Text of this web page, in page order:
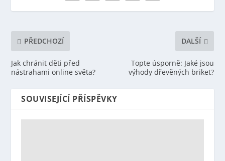
PŘEDCHOZÍ
Jak chránit děti před
nástrahami online světa?
DALŠÍ
Topte úsporně: Jaké jsou
výhody dřevěných briket?
SOUVISEJÍCÍ PŘÍSPĚVKY